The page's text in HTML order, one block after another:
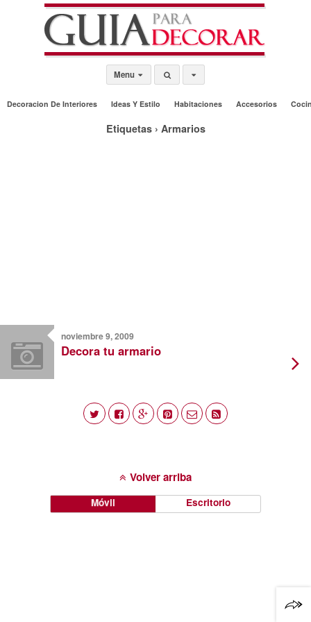
Menu
Decoracion De Interiores Ideas Y Estilo Habitaciones Accesorios
Etiquetas › Armarios
noviembre 9, 2009
Decora tu armario
Volver arriba
Móvil Escritorio